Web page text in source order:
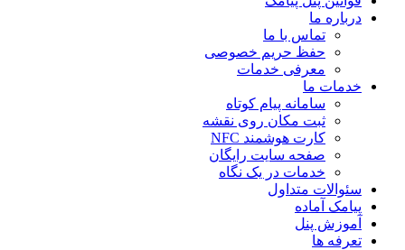
درباره ما
تماس با ما
حفظ حریم خصوصی
معرفی خدمات
خدمات ما
سامانه پیام کوتاه
ثبت مکان روی نقشه
کارت هوشمند NFC
صفحه سایت رایگان
خدمات در یک نگاه
سئوالات متداول
پیامک آماده
آموزش پنل
تعرفه ها